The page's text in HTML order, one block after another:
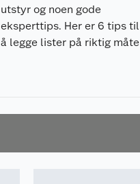
utstyr og noen gode
eksperttips. Her er 6 tips til
å legge lister på riktig måte